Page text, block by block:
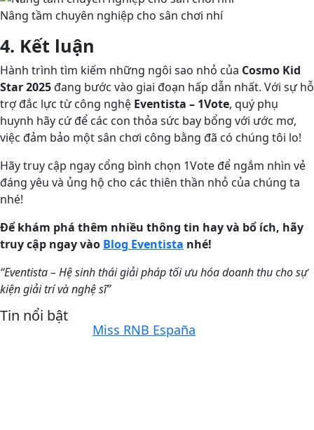
Nâng tầm chuyên nghiệp cho sân chơi nhí
4. Kết luận
Hành trình tìm kiếm những ngôi sao nhỏ của Cosmo Kid
Star 2025đang bước vào giai đoạn hấp dẫn nhất. Với sự hỗ
trợ đắc lực từ công nghệ Eventista – 1Vote, quý phụ
huynh hãy cứ để các con thỏa sức bay bổng với ước mơ,
việc đảm bảo một sân chơi công bằng đã có chúng tôi lo!
Hãy truy cập ngay cổng bình chọn 1Vote để ngắm nhìn vẻ
đáng yêu và ủng hộ cho các thiên thần nhỏ của chúng ta
nhé!
Để khám phá thêm nhiều thông tin hay và bổ ích, hãy
truy cập ngay vào Blog Eventista nhé!
“Eventista – Hệ sinh thái giải pháp tối ưu hóa doanh thu cho sự
kiện giải trí và nghệ sĩ”
Tin nổi bật
Miss RNB España